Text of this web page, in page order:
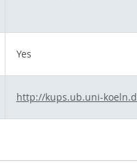
Yes
http://kups.ub.uni-